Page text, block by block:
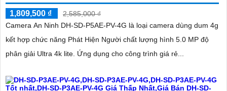
1,809,500 ₫
2,585,000 ₫
Camera An Ninh DH-SD-P5AE-PV-4G là loại camera dùng dum 4g
kết hợp chức năng Phát Hiện Người chất lượng hình 5.0 MP độ
phân giải Ultra 4k lite. Ứng dụng cho công trình giá rẻ...